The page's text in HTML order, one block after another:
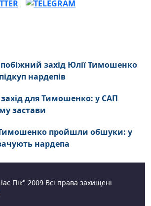
захід Юлії Тимошенко
нардепів
для Тимошенко: у САП
застави
Тимошенко пройшли обшуки: у
нардепа
Пік" 2009 Всі права захищені